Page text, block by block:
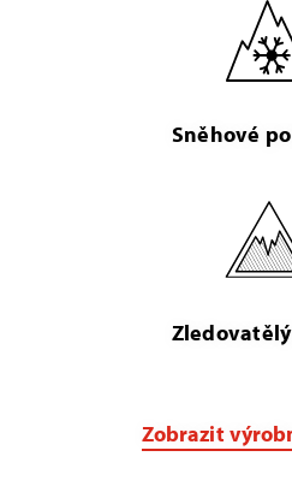
Sněhové
Zobrazit